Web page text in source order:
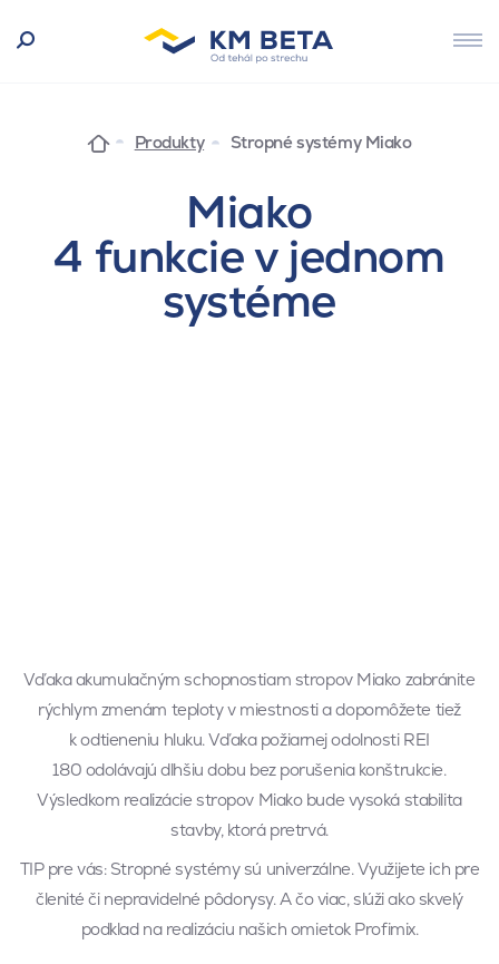
Produkty Stropné systémy Miako
Miako
4 funkcie v jednom
systéme
Vďaka akumulačným schopnostiam stropov Miako zabránite
rýchlym zmenám teploty v miestnosti a dopomôžete tiež
k odtieneniu hluku. Vďaka požiarnej odolnosti REI
180 odolávajú dlhšiu dobu bez porušenia konštrukcie.
Výsledkom realizácie stropov Miako bude vysoká stabilita
stavby, ktorá pretrvá.
TIP pre vás: Stropné systémy sú univerzálne. Využijete ich pre
členité či nepravidelné pôdorysy. A čo viac, slúži ako skvelý
podklad na realizáciu našich omietok Profimix.